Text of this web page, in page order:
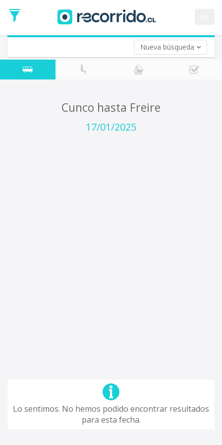
Nueva búsqueda
de
Ida
Vuelta (opcional)
Fecha
de
Cunco hasta Freire
17/01/2025
Lo sentimos. No hemos podido encontrar resultados
para esta fecha.